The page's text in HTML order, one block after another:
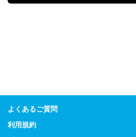
よくあるご質問
利用規約